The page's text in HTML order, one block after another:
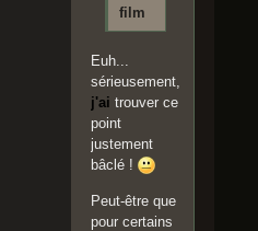
film
Euh...
sérieusement,
j'ai trouver ce
point
justement
bâclé !
Peut-être que
pour certains